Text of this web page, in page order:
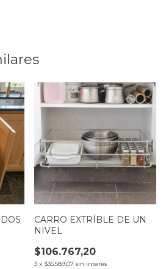
CARRO EXTRÍBLE DE UN
NIVEL
$106.767,20
3 x $35.589,07 sin interés